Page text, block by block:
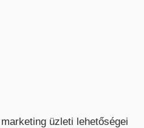
üzleti lehetőségei